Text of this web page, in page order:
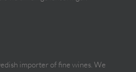
importer of fine wines. We